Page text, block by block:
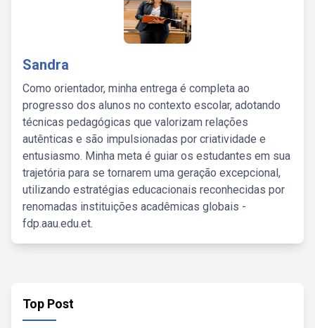
Sandra
Como orientador, minha entrega é completa ao
progresso dos alunos no contexto escolar, adotando
técnicas pedagógicas que valorizam relações
autênticas e são impulsionadas por criatividade e
entusiasmo. Minha meta é guiar os estudantes em sua
trajetória para se tornarem uma geração excepcional,
utilizando estratégias educacionais reconhecidas por
renomadas instituições acadêmicas globais -
fdp.aau.edu.et.
Top Post